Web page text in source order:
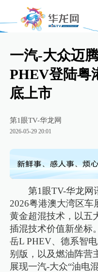
一汽-大众迈
PHEV登陆粤
底上市
第1眼TV-华龙网
2026-05-29 20:01
第1眼TV-华龙网
2026粤港澳大湾区
黄金超混技术，以五
插混技术价值新坐标
岳L PHEV、德系智
别版，以及燃油阵营
展现一汽-大众“油电